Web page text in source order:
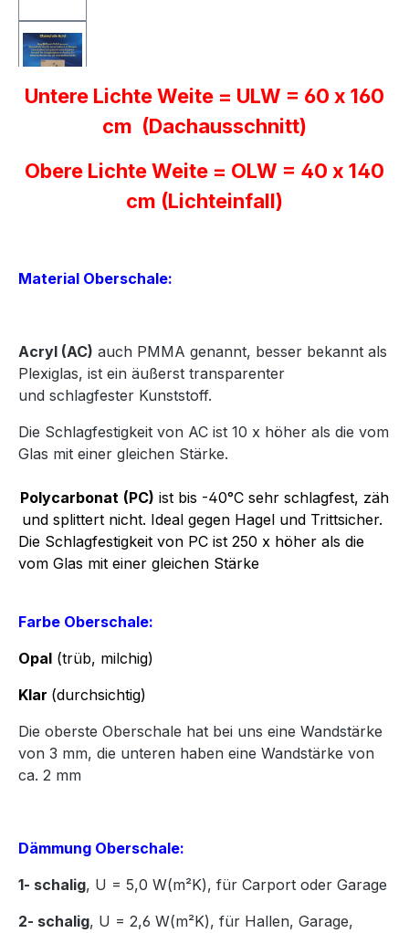
Untere Lichte Weite = ULW = 60 x 160
cm (Dachausschnitt)
Obere Lichte Weite = OLW = 40 x 140
cm (Lichteinfall)
Material Oberschale:
Acryl (AC) auch PMMA genannt, besser bekannt als
Plexiglas, ist ein äußerst transparenter
und schlagfester Kunststoff.
Die Schlagfestigkeit von AC ist 10 x höher als die vom
Glas mit einer gleichen Stärke.
Polycarbonat (PC) ist bis -40°C sehr schlagfest, zäh
und splittert nicht. Ideal gegen Hagel und Trittsicher.
Die Schlagfestigkeit von PC ist 250 x höher als die
vom Glas mit einer gleichen Stärke
Farbe Oberschale:
Opal (trüb, milchig)
Klar (durchsichtig)
Die oberste Oberschale hat bei uns eine Wandstärke
von 3 mm, die unteren haben eine Wandstärke von
ca. 2 mm
Dämmung Oberschale:
1- schalig, U = 5,0 W(m²K), für Carport oder Garage
2- schalig, U = 2,6 W(m²K), für Hallen, Garage,